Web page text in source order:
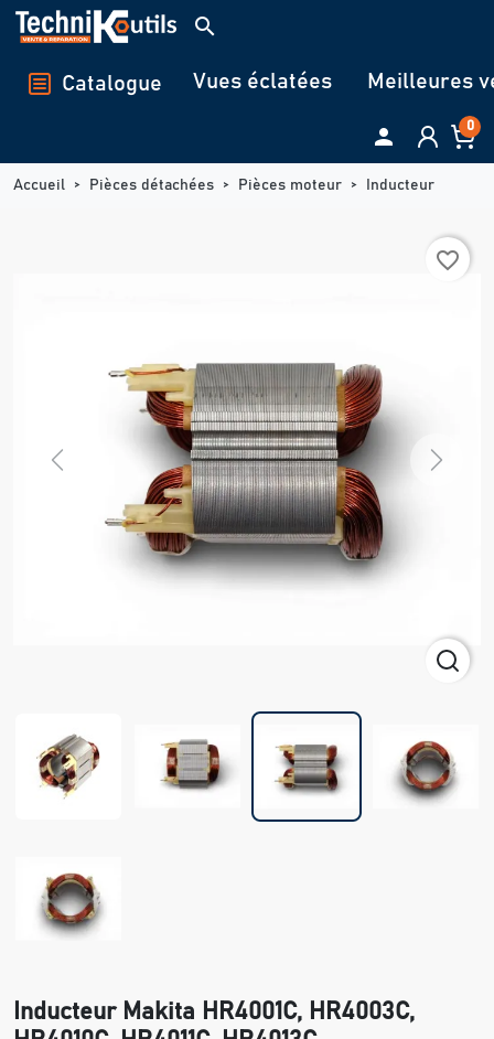
Panneau de gestion des cookies
search
Catalogue Vues éclatées Meilleures
 0
Accueil Pièces détachées Pièces moteur Inducteur
favorite_border
Previous Next
Inducteur Makita HR4001C, HR4003C,